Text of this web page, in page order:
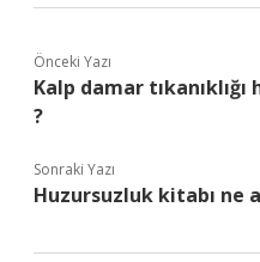
Önceki Yazı
Kalp damar
?
Sonraki Yazı
Huzursuzluk kitabı ne